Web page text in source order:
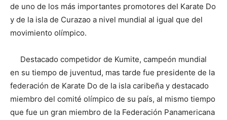
de uno de los más importantes promotores del Karate Do
y de la isla de Curazao a nivel mundial al igual que del
movimiento olímpico.
Destacado competidor de Kumite, campeón mundial
en su tiempo de juventud, mas tarde fue presidente de la
federación de Karate Do de la isla caribeña y destacado
miembro del comité olímpico de su país, al mismo tiempo
que fue un gran miembro de la Federación Panamericana